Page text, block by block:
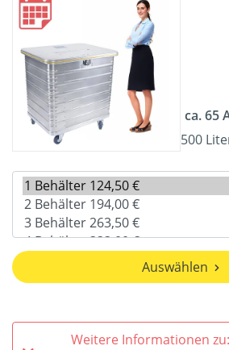
ca. 65
500
Auswählen
Weitere Informationen